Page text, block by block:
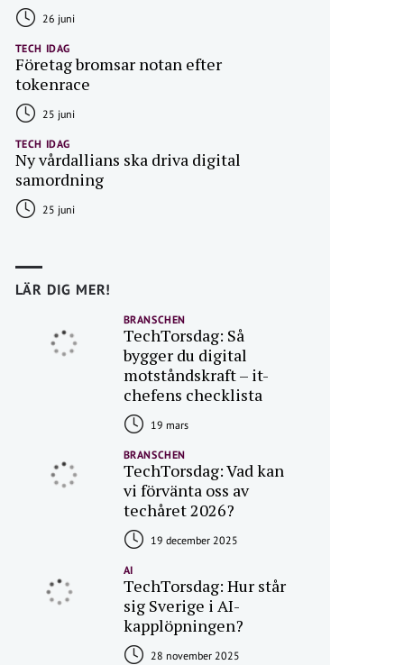
26 juni
TECH IDAG
Företag bromsar notan efter
tokenrace
25 juni
TECH IDAG
Ny vårdallians ska driva digital
samordning
25 juni
LÄR DIG MER!
BRANSCHEN
TechTorsdag: Så
bygger du digital
motståndskraft – it-
chefens checklista
19 mars
BRANSCHEN
TechTorsdag: Vad kan
vi förvänta oss av
techåret 2026?
19 december 2025
AI
TechTorsdag: Hur står
sig Sverige i AI-
kapplöpningen?
28 november 2025